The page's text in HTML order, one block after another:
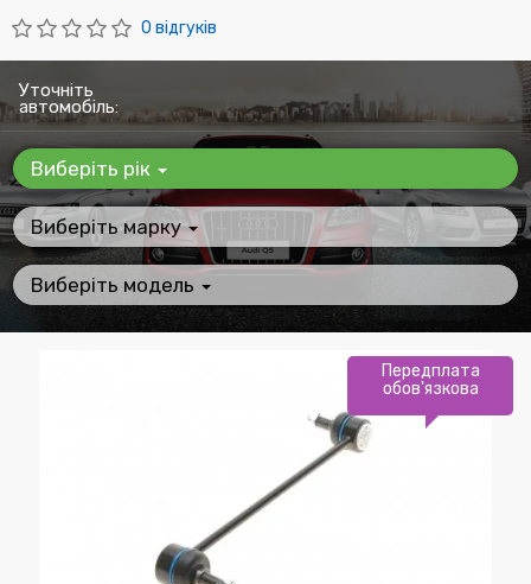
0 відгуків
Уточніть
автомобіль:
Виберіть рік
Виберіть марку
Виберіть модель
Передплата
обов'язкова